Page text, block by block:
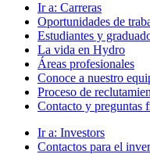
Ir a: Carreras
Oportunidades de
Estudiantes y
La vida en Hydro
Áreas profesionales
Conoce a nuestro
Proceso de
Contacto y preguntas
Ir a: Investors
Contactos para el